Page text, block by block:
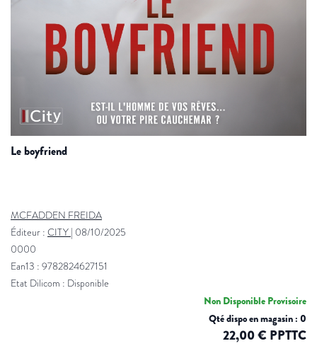
le boyfriend
MCFADDEN FREIDA
Éditeur : CITY 08/10/2025
0000
Ean13 : 9782824627151
Etat Dilicom : Disponible
Non Disponible Provisoire
Qté dispo en magasin : 0
22,00 € PPTTC